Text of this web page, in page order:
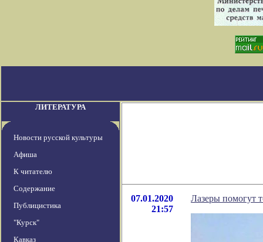
ЛИТЕРАТУРА
Новости русской культуры
Афиша
К читателю
Содержание
Публицистика
"Курск"
Кавказ
07.01.2020
21:57
Лазеры помогут